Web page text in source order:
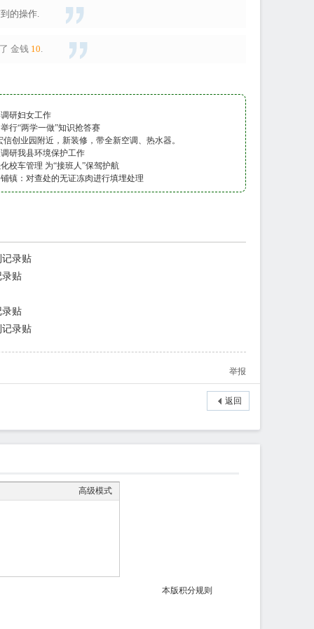
的操作.
金钱 10.
研妇女工作
行“两学一做”知识抢答赛
创业园附近，新装修，带全新空调、热水器。
研我县环境保护工作
校车管理 为“接班人”保驾护航
镇：对查处的无证冻肉进行填埋处理
记录贴
录贴
录贴
记录贴
举报
返回
高级模式
本版积分规则